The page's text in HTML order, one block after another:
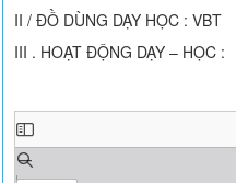
II / ĐỒ DÙNG DẠY HỌC : VBT
III . HOẠT ĐỘNG DẠY – HỌC :